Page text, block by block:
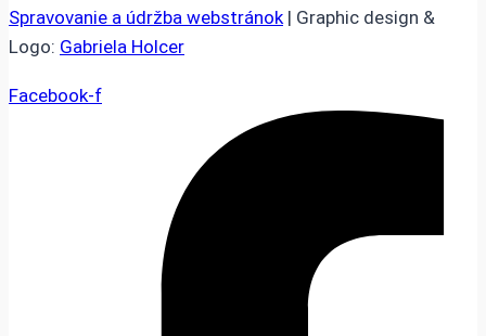
Spravovanie a údržba webstránok | Graphic design &
Logo: Gabriela Holcer
Facebook-f